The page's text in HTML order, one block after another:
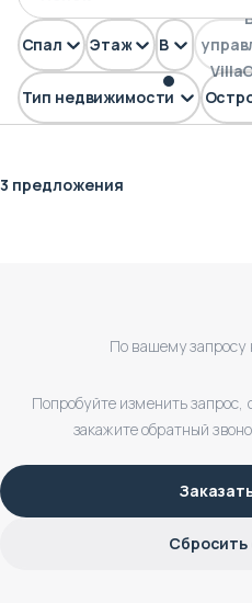
Тип недвижимости
Спален Этажей Вид
Пентхаус Пхукет
3 предложения
По вашему запросу
Попробуйте изменить запрос,
закажите обратный